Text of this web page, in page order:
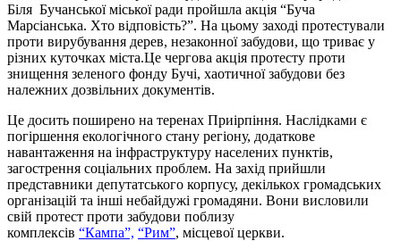
Біля Бучанської міської ради пройшла акція “Буча
Марсіанська. Хто відповість?”. На цьому заході протестували
проти вирубування дерев, незаконної забудови, що триває у
різних куточках міста.Це чергова акція протесту проти
знищення зеленого фонду Бучі, хаотичної забудови без
належних дозвільних документів.
Це досить поширено на теренах Приірпіння. Наслідками є
погіршення екологічного стану регіону, додаткове
навантаження на інфраструктуру населених пунктів,
загострення соціальних проблем. На захід прийшли
представники депутатського корпусу, декількох громадських
організацій та інші небайдужі громадяни. Вони висловили
свій протест проти забудови поблизу
комплексів “Кампа”, “Рим”, місцевої церкви.